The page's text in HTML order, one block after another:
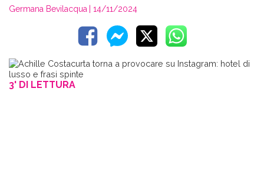
Germana Bevilacqua | 14/11/2024
3' DI LETTURA